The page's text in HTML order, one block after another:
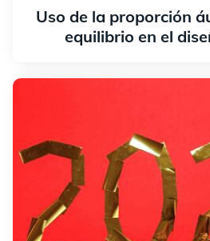
Uso de la proporción
equilibrio en el